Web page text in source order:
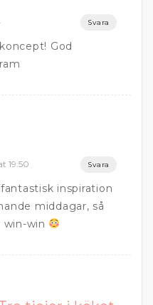
Svara
God
19:50 Svara
inspiration
middagar, så
win-win